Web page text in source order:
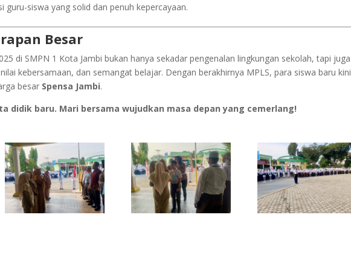
guru-siswa yang solid dan penuh kepercayaan.
Besar
di SMPN 1 Kota Jambi bukan hanya sekadar pengenalan lingkungan sekolah, tapi juga
kebersamaan, dan semangat belajar. Dengan berakhirnya MPLS, para siswa baru kini
besar Spensa Jambi.
didik baru. Mari bersama wujudkan masa depan yang cemerlang!